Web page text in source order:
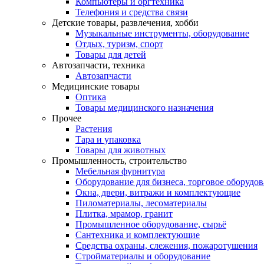
Телефония и средства связи
Детские товары, развлечения, хобби
Музыкальные инструменты, оборудование
Отдых, туризм, спорт
Товары для детей
Автозапчасти, техника
Автозапчасти
Медицинские товары
Оптика
Товары медицинского назначения
Прочее
Растения
Тара и упаковка
Товары для животных
Промышленность, строительство
Мебельная фурнитура
Оборудование для бизнеса, торговое
Окна, двери, витражи и комплектующие
Пиломатериалы, лесоматериалы
Плитка, мрамор, гранит
Промышленное оборудование, сырьё
Сантехника и комплектующие
Средства охраны, слежения, пожаротушения
Стройматериалы и оборудование